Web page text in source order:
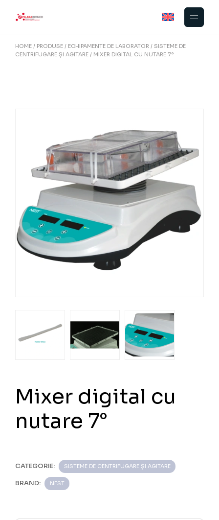
HOME PRODUSE ECHIPAMENTE DE LABORATOR
SISTEME DE
CENTRIFUGARE ȘI AGITARE
MIXER DIGITAL CU NUTARE 7°
Mixer digital cu
nutare 7°
CATEGORIE: SISTEME DE CENTRIFUGARE ȘI AGITARE
BRAND: NEST